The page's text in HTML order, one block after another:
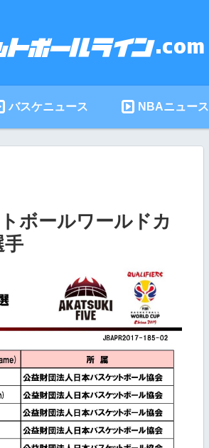
バスケニュース NBAニュース
ボールワールドカ
手